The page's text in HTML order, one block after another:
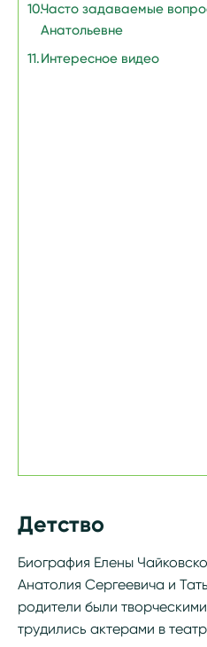
Часто задаваемые
Анатольевне
Интересное видео
Детство
Биография Елены
Анатолия Сергеевича и
родители были
трудились актерами в